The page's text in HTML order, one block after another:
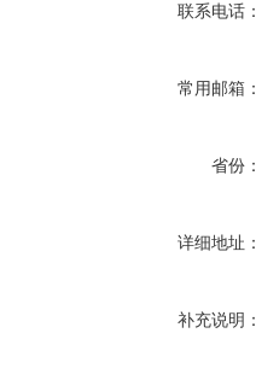
联系电话：
常用邮箱：
省份：
详细地址：
补充说明：